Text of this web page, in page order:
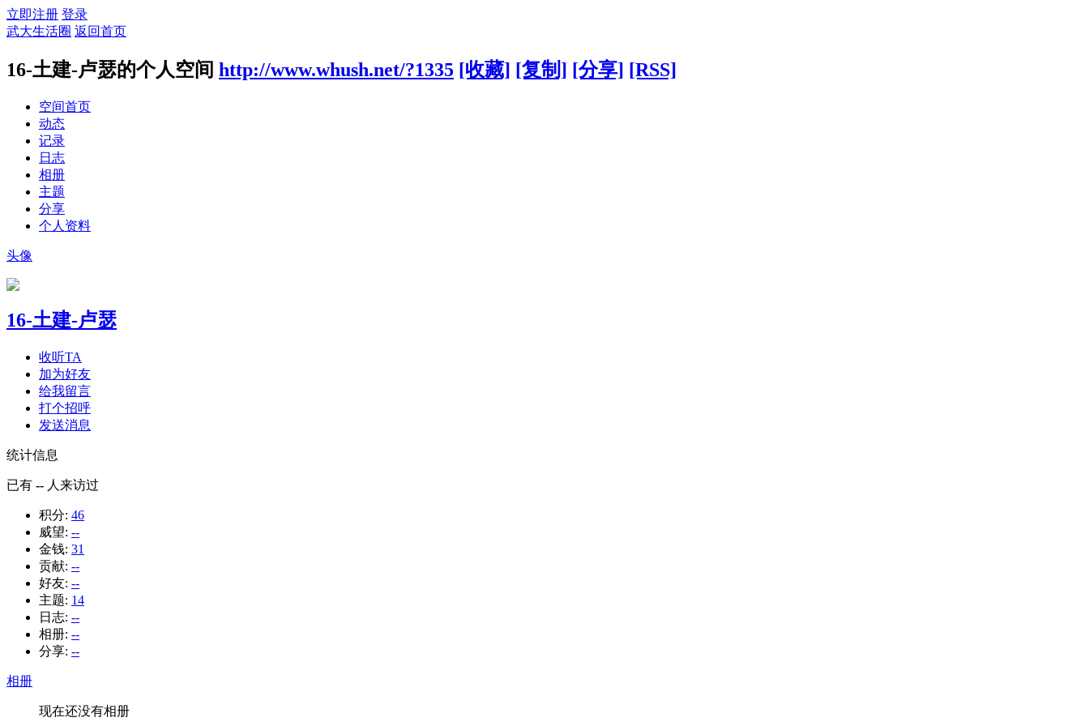
立即注册 登录
武大生活圈 返回首页
16-土建-卢瑟的个人空间 http://www.whush.net/?1335 [收藏] [复制] [分享] [RSS]
空间首页
动态
记录
日志
相册
主题
分享
个人资料
头像
16-土建-卢瑟
收听TA
加为好友
给我留言
打个招呼
发送消息
统计信息
已有 -- 人来访过
积分: 46
威望: --
金钱: 31
贡献: --
好友: --
主题: 14
日志: --
相册: --
分享: --
相册
现在还没有相册